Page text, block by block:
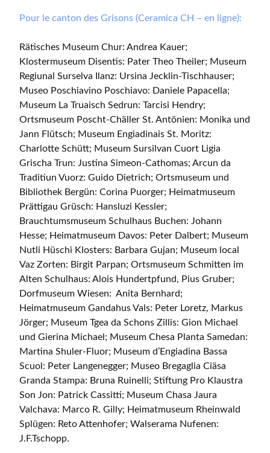
Pour le canton des Grisons (Ceramica CH – en ligne):
Rätisches Museum Chur: Andrea Kauer;
Klostermuseum Disentis: Pater Theo Theiler; Museum
Regiunal Surselva Ilanz: Ursina Jecklin-Tischhauser;
Museo Poschiavino Poschiavo: Daniele Papacella;
Museum La Truaisch Sedrun: Tarcisi Hendry;
Ortsmuseum Poscht-Chäller St. Antönien: Monika und
Jann Flütsch; Museum Engiadinais St. Moritz:
Charlotte Schütt; Museum Sursilvan Cuort Ligia
Grischa Trun: Justina Simeon-Cathomas; Arcun da
Traditiun Vuorz: Guido Dietrich; Ortsmuseum und
Bibliothek Bergün: Corina Puorger; Heimatmuseum
Prättigau Grüsch: Hansluzi Kessler;
Brauchtumsmuseum Schulhaus Buchen: Johann
Hesse; Heimatmuseum Davos: Peter Dalbert; Museum
Nutli Hüschi Klosters: Barbara Gujan; Museum local
Vaz Zorten: Birgit Parpan; Ortsmuseum Schmitten im
Alten Schulhaus: Alois Hundertpfund, Pius Gruber;
Dorfmuseum Wiesen: Anita Bernhard;
Heimatmuseum Gandahus Vals: Peter Loretz, Markus
Jörger; Museum Tgea da Schons Zillis: Gion Michael
und Gierina Michael; Museum Chesa Planta Samedan:
Martina Shuler-Fluor; Museum d’Engiadina Bassa
Scuol: Peter Langenegger; Museo Bregaglia Ciäsa
Granda Stampa: Bruna Ruinelli; Stiftung Pro Klaustra
Son Jon: Patrick Cassitti; Museum Chasa Jaura
Valchava: Marco R. Gilly; Heimatmuseum Rheinwald
Splügen: Reto Attenhofer; Walserama Nufenen:
J.F.Tschopp.